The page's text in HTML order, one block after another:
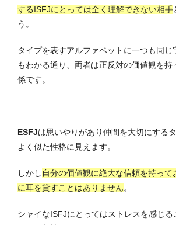
するISFJにとっては全く理解できない相手
う。
タイプを表すアルファベットに一つも同じ
もわかる通り、両者は正反対の価値観を持
係です。
ESFJは思いやりがあり仲間を大切にする
よく似た性格に見えます。
しかし 自分の価値観に絶大な信頼を持って
に耳を貸すことはありません。
シャイなISFJにとってはストレスを感じる